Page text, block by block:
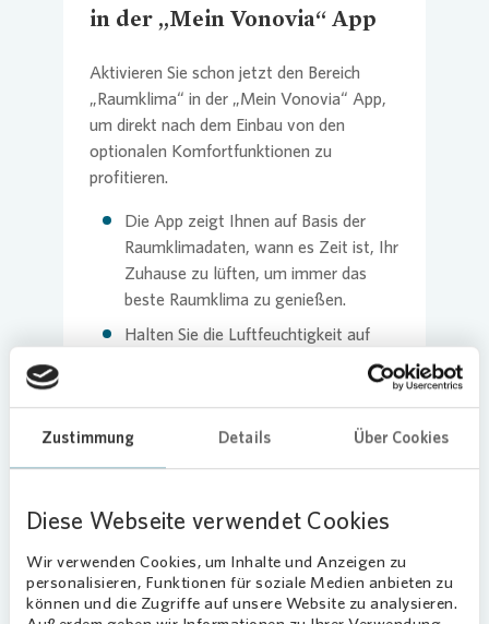
Zustimmung Details Über Cookies
Diese Webseite verwendet Cookies
Wir verwenden Cookies, um Inhalte und Anzeigen zu
personalisieren, Funktionen für soziale Medien anbieten zu
können und die Zugriffe auf unsere Website zu analysieren.
in der „Mein Vonovia“ App
Aktivieren Sie schon jetzt den Bereich
„Raumklima“ in der „Mein Vonovia“ App,
um direkt nach dem Einbau von den
optionalen Komfortfunktionen zu
profitieren.
Die App zeigt Ihnen auf Basis der
Raumklimadaten, wann es Zeit ist, Ihr
Zuhause zu lüften, um immer das
beste Raumklima zu genießen.
Halten Sie die Luftfeuchtigkeit auf
gesundes Wohnklima zu fördern und
Feuchtigkeitsprobleme zu vermeiden.
Besonders hilfreich ist das für
Mieterinnen und Mieter, die unter
Asthma) leiden.
Profitieren Sie von Energieeffizienz-
Tipps, die nicht nur Ihr Wohlbefinden
steigern, sondern auch Ihren